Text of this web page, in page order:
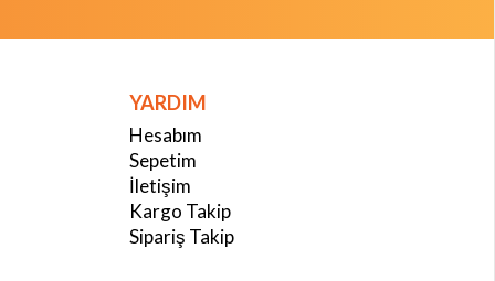
YARDIM
Hesabım
Sepetim
İletişim
Kargo Takip
Sipariş Takip